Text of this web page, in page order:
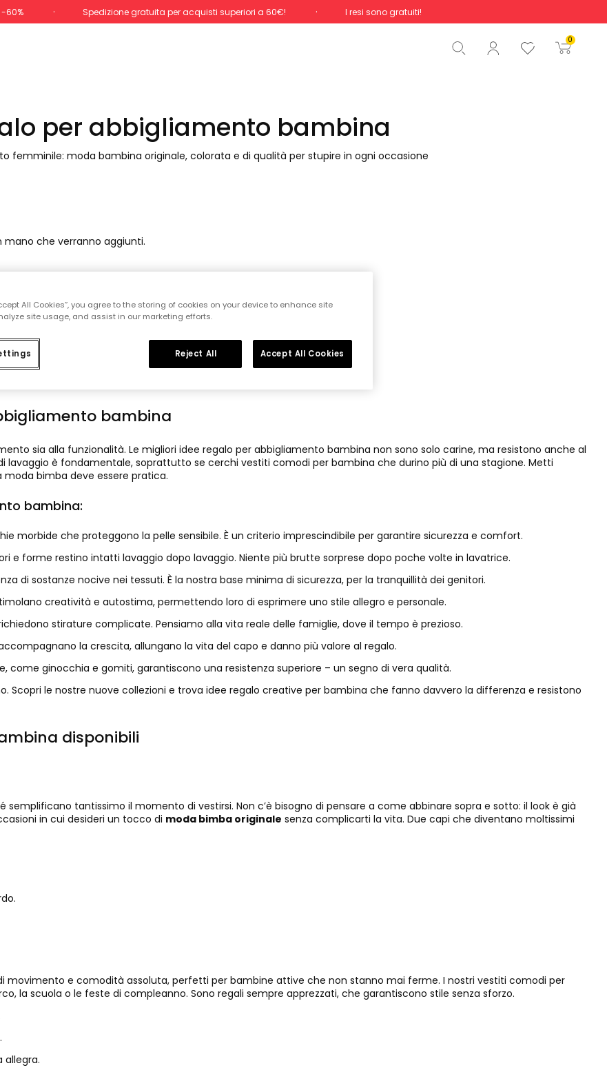
-60% Spedizione gratuita per acquisti superiori a 60€! I resi sono gratuiti!
0
Totale 0,00 €
Inizio ordine
per abbigliamento bambina
femminile: moda bambina originale, colorata e di qualità per stupire in ogni occasione
che verranno aggiunti.
prezzo stagionale
bambina
sia alla funzionalità. Le migliori idee regalo per abbigliamento bambina non sono solo carine, ma resistono anche al
lavaggio è fondamentale, soprattutto se cerchi vestiti comodi per bambina che durino più di una stagione. Metti
bimba deve essere pratica.
bambina:
morbide che proteggono la pelle sensibile. È un criterio imprescindibile per garantire sicurezza e comfort.
e forme restino intatti lavaggio dopo lavaggio. Niente più brutte sorprese dopo poche volte in lavatrice.
di sostanze nocive nei tessuti. È la nostra base minima di sicurezza, per la tranquillità dei genitori.
creatività e autostima, permettendo loro di esprimere uno stile allegro e personale.
stirature complicate. Pensiamo alla vita reale delle famiglie, dove il tempo è prezioso.
la crescita, allungano la vita del capo e danno più valore al regalo.
come ginocchia e gomiti, garantiscono una resistenza superiore – un segno di vera qualità.
Scopri le nostre nuove collezioni e trova idee regalo creative per bambina che fanno davvero la differenza e resistono
disponibili
tantissimo il momento di vestirsi. Non c’è bisogno di pensare a come abbinare sopra e sotto: il look è già
in cui desideri un tocco di moda bimba originale senza complicarti la vita. Due capi che diventano moltissimi
movimento e comodità assoluta, perfetti per bambine attive che non stanno mai ferme. I nostri vestiti comodi per
la scuola o le feste di compleanno. Sono regali sempre apprezzati, che garantiscono stile senza sforzo.
allegra.
All Cookies”, you agree to the storing of cookies on your device to enhance site
site usage, and assist in our marketing efforts.
Reject All Accept All Cookies